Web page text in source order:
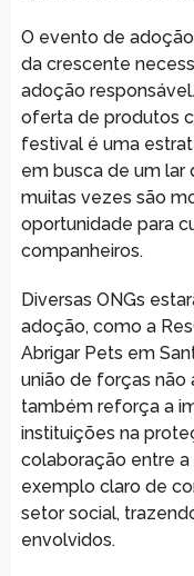
O evento de
da crescente
adoção
oferta de produtos
festival é uma
em busca de um lar
muitas vezes são
oportunidade para
companheiros.
Diversas ONGs
adoção, como a
Abrigar Pets em
união de forças não
também reforça a
instituições na
colaboração entre a
exemplo claro de
setor social,
envolvidos.